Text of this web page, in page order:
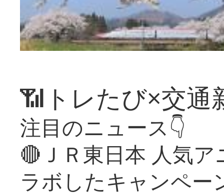
📶トレたび×交通
注目のニュース👇
🔴ＪＲ東日本 人気
ラボしたキャンペー